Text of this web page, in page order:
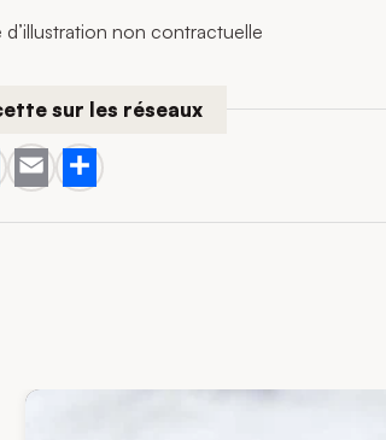
non contractuelle
sur les réseaux
EmailShare